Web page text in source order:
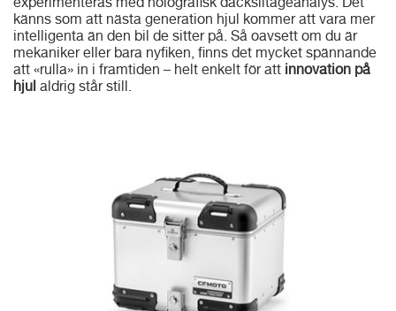
experimenteras med holografisk däckslitageanalys. Det
känns som att nästa generation hjul kommer att vara mer
intelligenta än den bil de sitter på. Så oavsett om du är
mekaniker eller bara nyfiken, finns det mycket spännande
att «rulla» in i framtiden – helt enkelt för att innovation på
hjul aldrig står still.